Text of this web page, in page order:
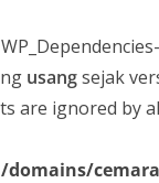
usangsejak
are ignored by
domains/